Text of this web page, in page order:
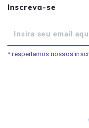
Inscreva-se
* respeitamos nossos